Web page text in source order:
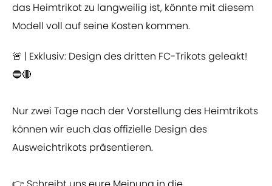
das Heimtrikot zu langweilig ist, könnte mit diesem
Modell voll auf seine Kosten kommen.
🚨 | Exklusiv: Design des dritten FC-Trikots geleakt!
🔵🔴
Nur zwei Tage nach der Vorstellung des Heimtrikots
können wir euch das offizielle Design des
Ausweichtrikots präsentieren.